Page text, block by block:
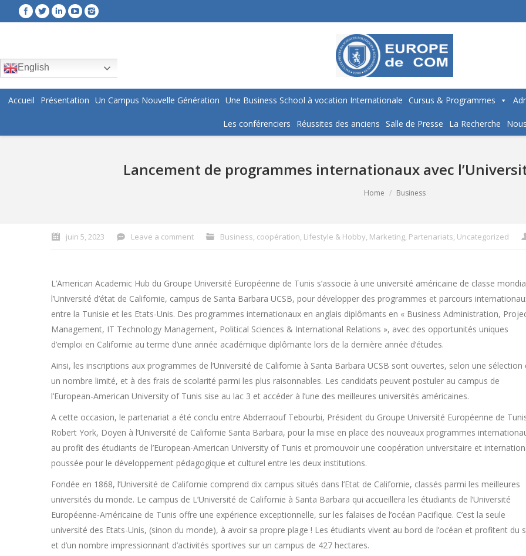
Accueil Présentation Un Campus Nouvelle Génération Une Business School à vocation Internationale Cursus & Programmes
Les conférenciers Réussites des anciens Salle de Presse La Recherche
Lancement de programmes internationaux avec
Home Business
juin 5, 2023 Leave a comment Business, coopération, Lifestyle & Hobby, Marketing, Partenariats, Uncategorized
L’American Academic Hub du Groupe Université Européenne de Tunis s’associe à une université américaine de classe
l’Université d’état de Californie, campus de Santa Barbara UCSB, pour développer des programmes et parcours
entre la Tunisie et les Etats-Unis. Des programmes internationaux en anglais diplômants en « Business Administration,
Management, IT Technology Management, Political Sciences & International Relations », avec des opportunités uniques
d’emploi en Californie au terme d’une année académique diplômante lors de la dernière année d’études.
Ainsi, les inscriptions aux programmes de l’Université de Californie à Santa Barbara UCSB sont ouvertes, selon une sélection
un nombre limité, et à des frais de scolarité parmi les plus raisonnables. Les candidats peuvent postuler au campus de
l’European-American University of Tunis sise au lac 3 et accéder à l’une des meilleures universités américaines.
A cette occasion, le partenariat a été conclu entre Abderraouf Tebourbi, Président du Groupe Université Européenne de
Robert York, Doyen à l’Université de Californie Santa Barbara, pour la mise en place des nouveaux programmes
au profit des étudiants de l’European-American University of Tunis et promouvoir une coopération universitaire et
poussée pour le développement pédagogique et culturel entre les deux institutions.
Fondée en 1868, l’Université de Californie comprend dix campus situés dans l’Etat de Californie, classés parmi les meilleures
universités du monde. Le campus de L’Université de Californie à Santa Barbara qui accueillera les étudiants de l’Université
Européenne-Américaine de Tunis offre une expérience exceptionnelle, sur les falaises de l’océan Pacifique. C’est la seule
université des Etats-Unis, (sinon du monde), à avoir sa propre plage ! Les étudiants vivent au bord de l’océan et profitent du
et d’un nombre impressionnant d’activités sportives sur un campus de 427 hectares.
English